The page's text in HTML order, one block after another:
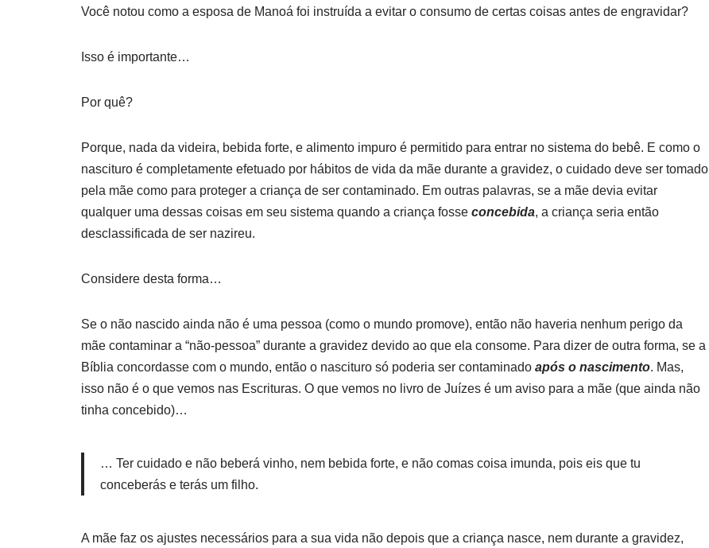
Você notou como a esposa de Manoá foi instruída a evitar o consumo de certas coisas antes de engravidar?
Isso é importante…
Por quê?
Porque, nada da videira, bebida forte, e alimento impuro é permitido para entrar no sistema do bebê. E como o
nascituro é completamente efetuado por hábitos de vida da mãe durante a gravidez, o cuidado deve ser tomado
pela mãe como para proteger a criança de ser contaminado. Em outras palavras, se a mãe devia evitar
qualquer uma dessas coisas em seu sistema quando a criança fosse concebida, a criança seria então
desclassificada de ser nazireu.
Considere desta forma…
Se o não nascido ainda não é uma pessoa (como o mundo promove), então não haveria nenhum perigo da
mãe contaminar a “não-pessoa” durante a gravidez devido ao que ela consome. Para dizer de outra forma, se a
Bíblia concordasse com o mundo, então o nascituro só poderia ser contaminado após o nascimento. Mas,
isso não é o que vemos nas Escrituras. O que vemos no livro de Juízes é um aviso para a mãe (que ainda não
tinha concebido)…
… Ter cuidado e não beberá vinho, nem bebida forte, e não comas coisa imunda, pois eis que tu
conceberás e terás um filho.
A mãe faz os ajustes necessários para a sua vida não depois que a criança nasce, nem durante a gravidez,